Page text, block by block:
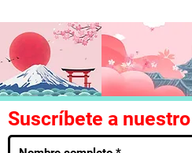
Suscríbete a